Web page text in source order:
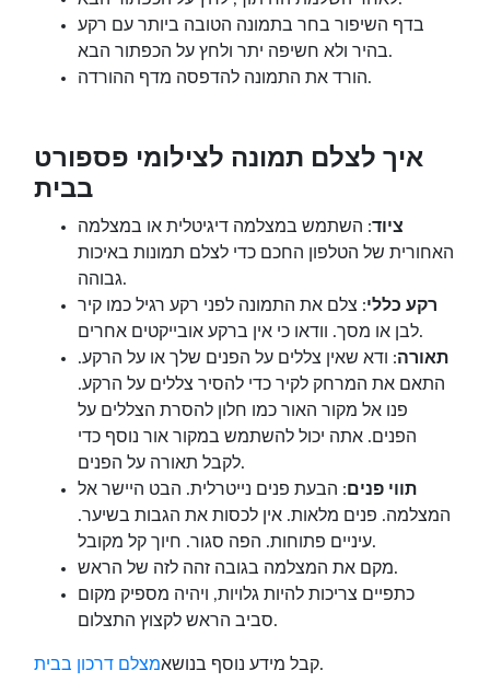
בדף השיפור בחר בתמונה הטובה ביותר עם רקע
בהיר ולא חשיפה יתר ולחץ על הכפתור הבא.
הורד את התמונה להדפסה מדף ההורדה.
איך לצלם תמונה לצילומי פספורט
בבית
ציוד: השתמש במצלמה דיגיטלית או במצלמה
האחורית של הטלפון החכם כדי לצלם תמונות באיכות
גבוהה.
רקע כללי: צלם את התמונה לפני רקע רגיל כמו קיר
לבן או מסך. וודאו כי אין ברקע אובייקטים אחרים.
תאורה: ודא שאין צללים על הפנים שלך או על הרקע.
התאם את המרחק לקיר כדי להסיר צללים על הרקע.
פנו אל מקור האור כמו חלון להסרת הצללים על
הפנים. אתה יכול להשתמש במקור אור נוסף כדי
לקבל תאורה על הפנים.
תווי פנים: הבעת פנים נייטרלית. הבט היישר אל
המצלמה. פנים מלאות. אין לכסות את הגבות בשיער.
עיניים פתוחות. הפה סגור. חיוך קל מקובל.
מקם את המצלמה בגובה זהה לזה של הראש.
כתפיים צריכות להיות גלויות, ויהיה מספיק מקום
סביב הראש לקצוץ התצלום.
קבל מידע נוסף בנושאמצלם דרכון בבית .